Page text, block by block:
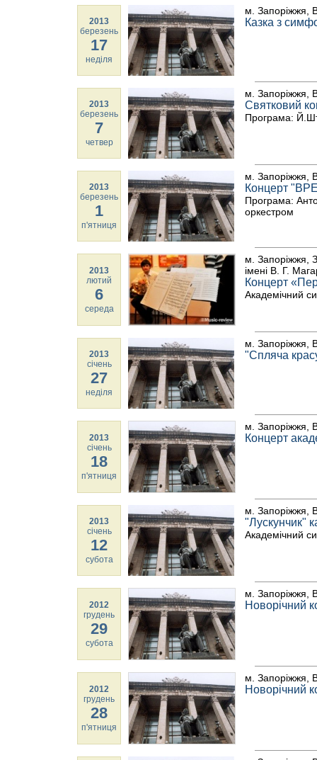
2013
березень
17
неділя
м. Запоріжжя,
Казка з
2013
березень
7
четвер
м. Запоріжжя,
Святковий
Програма:
2013
березень
1
п'ятниця
м. Запоріжжя,
Концерт
Програма:
оркестром
2013
лютий
6
середа
м. Запоріжжя,
імені В. Г.
Концерт
Академічний
2013
січень
27
неділя
м. Запоріжжя,
"Спляча
2013
січень
18
п'ятниця
м. Запоріжжя,
Концерт
2013
січень
12
субота
м. Запоріжжя,
"Лускунчик"
Академічний
2012
грудень
29
субота
м. Запоріжжя,
Новорічний
2012
грудень
28
п'ятниця
м. Запоріжжя,
Новорічний